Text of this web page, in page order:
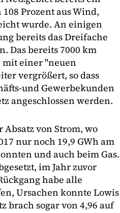
Prozent aus Wind,
wurde. An einigen
bereits das Dreifache
Das bereits 7000 km
mit einer "neuen
vergrößert, so dass
und Gewerbekunden
angeschlossen werden.
von Strom, wo
nur noch 19,9 GWh am
und auch beim Gas.
im Jahr zuvor
habe alle
Ursachen konnte Lowis
brach sogar von 4,96 auf